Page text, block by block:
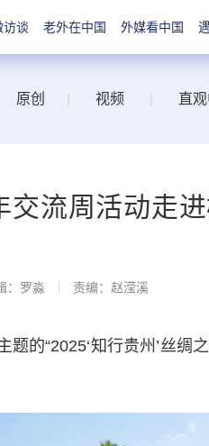
访谈 老外在中国 外媒看中国
原创 视频 直
交流周活动走
：罗淼 责编：赵滢溪
“2025‘知行贵州’丝绸